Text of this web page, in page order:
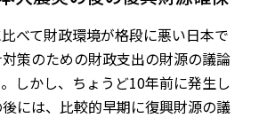
べて財政環境が格段に悪い日本で
策のための財政支出の財源の議論
しかし、ちょうど10年前に発生し
には、比較的早期に復興財源の議